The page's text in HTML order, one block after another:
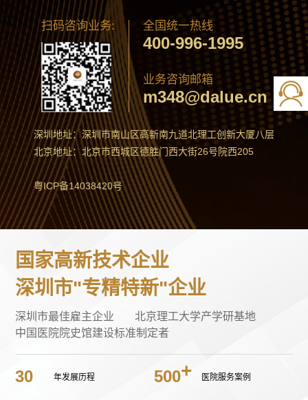
扫码咨询业务: 全国统一热线
400-996-1995
业务咨询邮箱
m348@dalue.cn
深圳地址：深圳市南山区高新南九道北理工创新大厦八层
北京地址：北京市西城区德胜门西大街26号院西205
粤ICP备14038420号
国家高新技术企业
深圳市"专精特新"企业
深圳市最佳雇主企业
北京理工大学产学研基地
中国医院院史馆建设标准制定者
30 年发展历程 500 医院服务案例